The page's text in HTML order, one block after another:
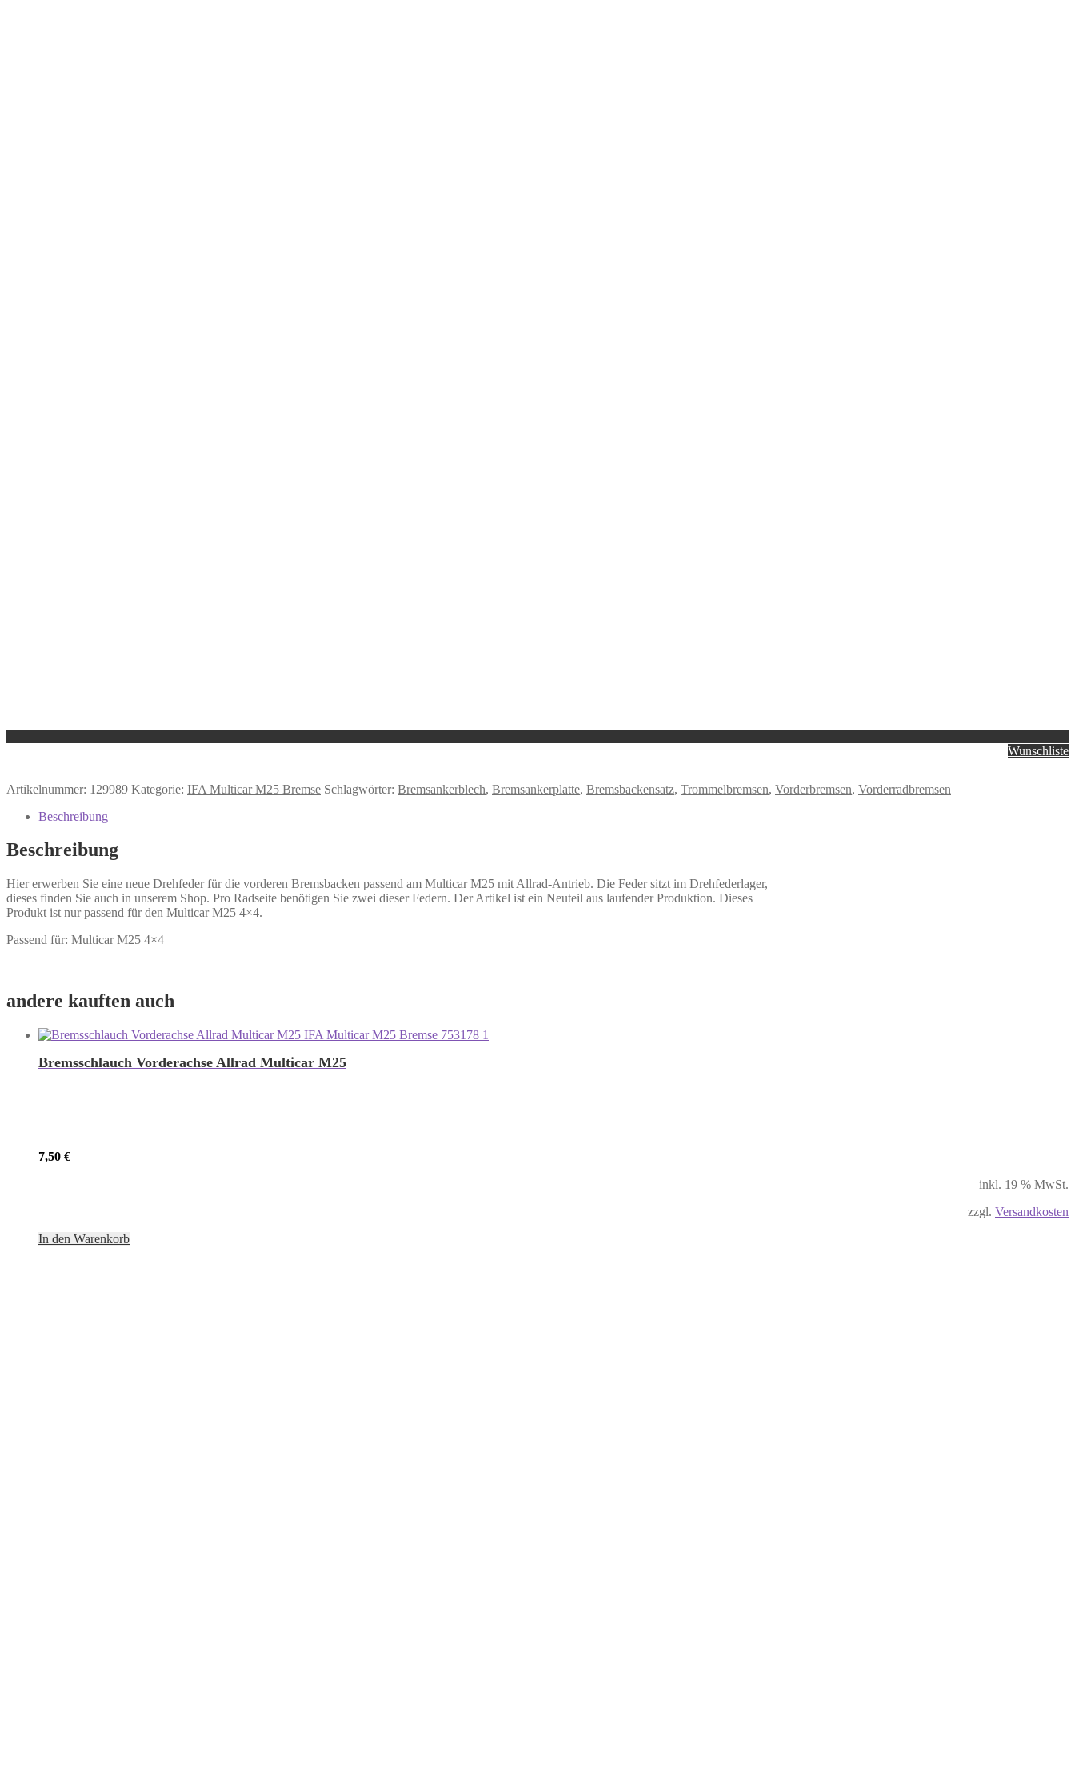
Wunschliste
Artikelnummer: 129989 Kategorie: IFA Multicar M25 Bremse Schlagwörter: Bremsankerblech, Bremsankerplatte, Bremsbackensatz, Trommelbremsen, Vorderbremsen, Vorderradbremsen
Beschreibung
Beschreibung
Hier erwerben Sie eine neue Drehfeder für die vorderen Bremsbacken passend am Multicar M25 mit Allrad-Antrieb. Die Feder sitzt im Drehfederlager,
dieses finden Sie auch in unserem Shop. Pro Radseite benötigen Sie zwei dieser Federn. Der Artikel ist ein Neuteil aus laufender Produktion. Dieses
Produkt ist nur passend für den Multicar M25 4×4.
Passend für: Multicar M25 4×4
andere kauften auch
Bremsschlauch Vorderachse Allrad Multicar M25
7,50 €
inkl. 19 % MwSt.
zzgl. Versandkosten
In den Warenkorb